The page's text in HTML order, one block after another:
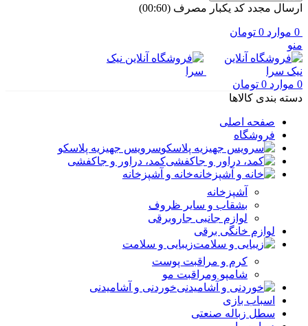
ارسال مجدد کد یکبار مصرف (00:
60
)
0 موارد 0 تومان
منو
0 موارد 0 تومان
دسته بندی کالاها
صفحه اصلی
فروشگاه
سرویس جهیزیه پلاسکو
کمد، دراور و جاکفشی
خانه و آشپزخانه
آشپزخانه
بشقاب و سایر ظروف
لوازم جانبی جاروبرقی
لوازم خانگی برقی
زیبایی و سلامت
کرم و مراقبت پوست
شامپو ومراقبت مو
خوردنی و آشامیدنی
اسباب بازی
سطل زباله صنعتی